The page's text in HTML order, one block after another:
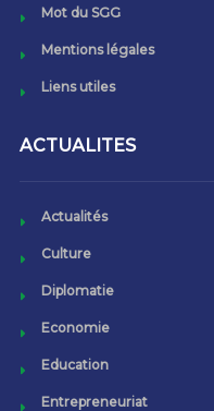
Mot du SGG
Mentions légales
Liens utiles
ACTUALITES
Actualités
Culture
Diplomatie
Economie
Education
Entrepreneuriat